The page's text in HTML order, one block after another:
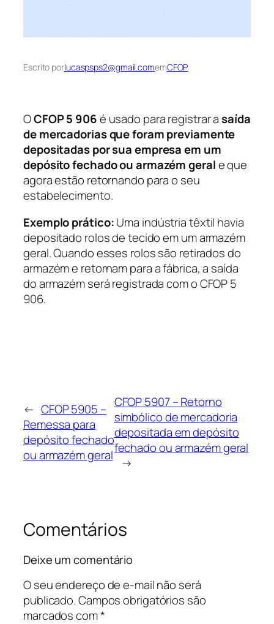
Escrito porlucaspsps2@gmail.comemCFOP
OCFOP 5 906é usado para registrar asaída
de mercadorias que foram previamente
depositadas por sua empresa em um
depósito fechado ou armazém gerale que
agora estão retornando para o seu
estabelecimento.
Exemplo prático:Uma indústria têxtil havia
depositado rolos de tecido em um armazém
geral. Quando esses rolos são retirados do
armazém e retornam para a fábrica, a saída
do armazém será registrada com o CFOP 5
906.
← CFOP 5905 –
Remessa para
depósito fechado
ou armazém geral
CFOP 5907 – Retorno
simbólico de mercadoria
depositada em depósito
fechado ou armazém geral
→
Comentários
Deixe um comentário
O seu endereço de e-mail não será
publicado.Campos obrigatórios são
marcados com*